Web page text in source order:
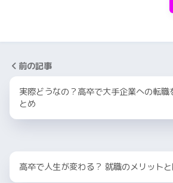
前の記事
実際どうなの？高卒で大手企業への転職
とめ
高卒で人生が変わる？ 就職のメリット